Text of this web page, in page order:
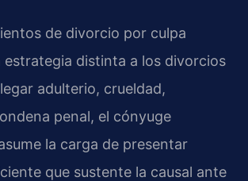
de divorcio por culpa
estrategia distinta a los divorcios
adulterio, crueldad,
penal, el cónyuge
la carga de presentar
que sustente la causal ante